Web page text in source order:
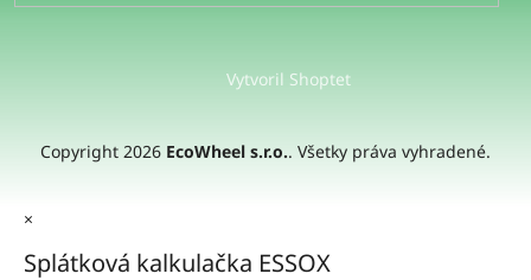
Vytvoril Shoptet
Copyright 2026 EcoWheel s.r.o.. Všetky práva vyhradené.
×
Splátková kalkulačka ESSOX